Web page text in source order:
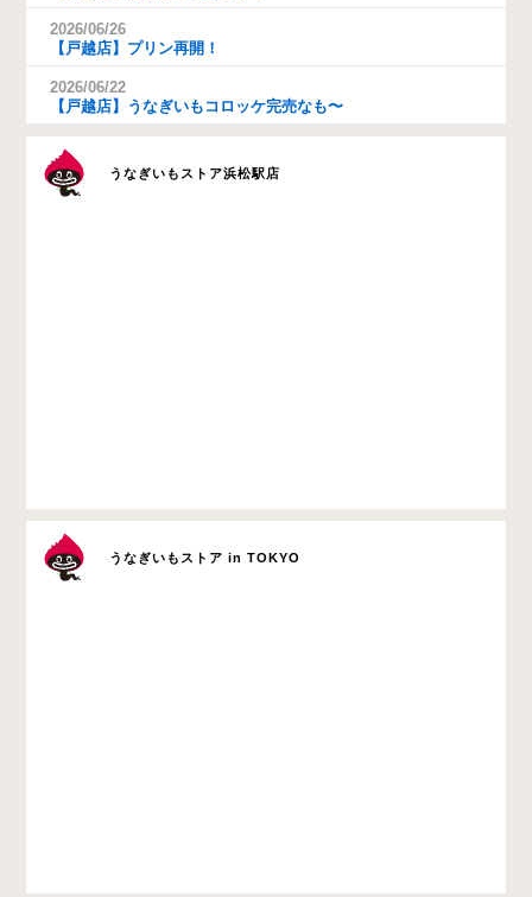
2026/06/26
【戸越店】プリン再開！
2026/06/22
【戸越店】うなぎいもコロッケ完売なも〜
うなぎいもストア浜松駅店
うなぎいもストア in TOKYO